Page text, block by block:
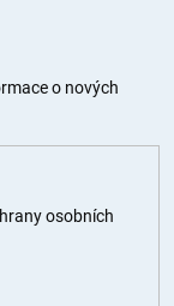
o nových
osobních